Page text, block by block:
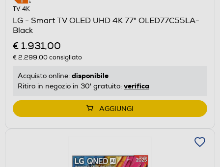
TV 4K
LG - Smart TV OLED UHD 4K 77" OLED77C55LA-
Black
€ 1.931,00
€ 2.299,00consigliato
Acquisto online: disponibile
Ritiro in negozio in 30' gratuito: verifica
AGGIUNGI